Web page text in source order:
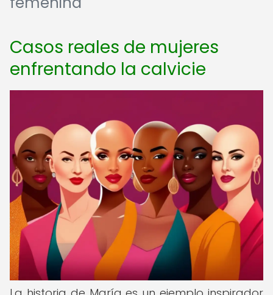
Casos reales de mujeres
enfrentando la calvicie